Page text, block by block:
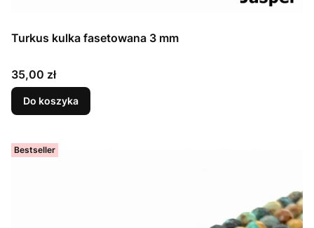
Turkus kulka fasetowana 3 mm
Cena
35,00 zł
Do koszyka
Bestseller